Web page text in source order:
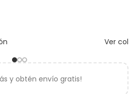
Ver
y obtén envío gratis!